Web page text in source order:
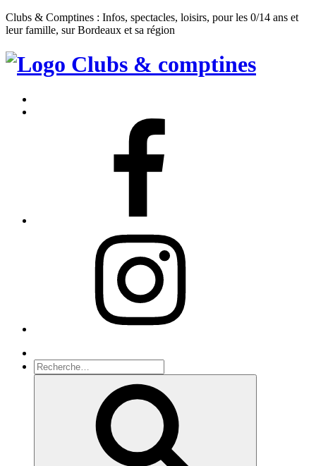
Clubs & Comptines : Infos, spectacles, loisirs, pour les 0/14 ans et
leur famille, sur Bordeaux et sa région
Clubs
Comptines
Recherche
pour